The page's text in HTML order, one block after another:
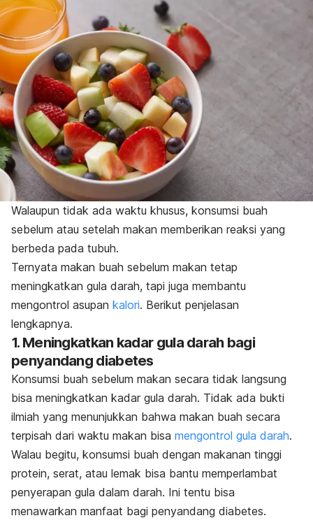
Walaupun tidak ada waktu khusus, konsumsi buah
sebelum atau setelah makan memberikan reaksi yang
berbeda pada tubuh.
Ternyata makan buah sebelum makan tetap
meningkatkan gula darah, tapi juga membantu
mengontrol asupan kalori. Berikut penjelasan
lengkapnya.
1. Meningkatkan kadar gula darah bagi
penyandang diabetes
Konsumsi buah sebelum makan secara tidak langsung
bisa meningkatkan kadar gula darah. Tidak ada bukti
ilmiah yang menunjukkan bahwa makan buah secara
terpisah dari waktu makan bisa mengontrol gula darah.
Walau begitu, konsumsi buah dengan makanan tinggi
protein, serat, atau lemak bisa bantu memperlambat
penyerapan gula dalam darah. Ini tentu bisa
menawarkan manfaat bagi penyandang diabetes.